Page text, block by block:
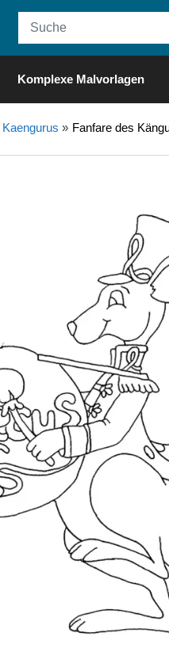
Komplexe Malvorlagen
Kaengurus » Fanfare des